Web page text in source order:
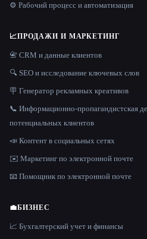
⚙️ Рабочий процесс и автоматизация
📈ПРОДАЖИ И МАРКЕТИНГ
📇 CRM и данные клиентов
🔍 SEO и исследование ключевых слов
🪧 Генератор рекламных креативов
📞 Информационно-пропагандистская
потенциальных клиентов
📣 Контент в социальных сетях
✉️ Маркетинг по электронной почте
📧 Помощник по электронной почте
💼БИЗНЕС
📈 Бухгалтерский учет и финансы